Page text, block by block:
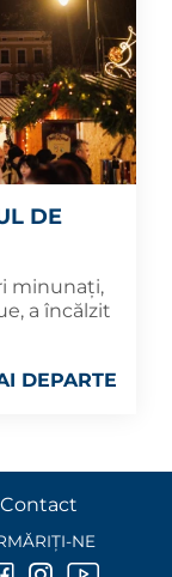
DE
minunați,
a încălzit
DEPARTE
Contact
NE